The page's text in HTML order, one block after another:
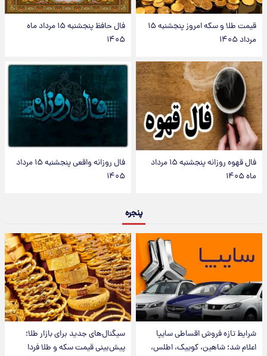
قیمت طلا و سکه امروز پنجشنبه ۱۵
مرداد ۱۴۰۵
فال حافظ پنجشنبه ۱۵ مرداد ماه
۱۴۰۵
فال قهوه روزانه پنجشنبه ۱۵ مرداد
ماه ۱۴۰۵
فال روزانه واقعی پنجشنبه ۱۵ مرداد
۱۴۰۵
پنجره
شرایط تازه فروش اقساطی سایپا
اعلام شد؛ شاهین، کوییک، اطلس،
سیگنال‌های جدید برای بازار طلا؛
پیش‌بینی قیمت سکه و طلا فردا